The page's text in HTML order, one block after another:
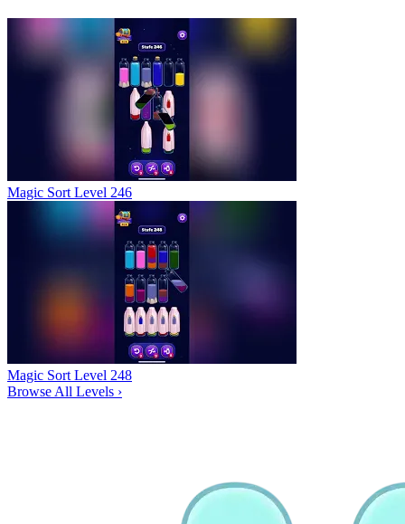
Magic Sort Level 246
Magic Sort Level 248
Browse All Levels ›